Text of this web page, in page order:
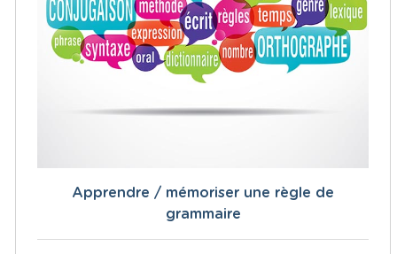
Apprendre / mémoriser une règle de
grammaire